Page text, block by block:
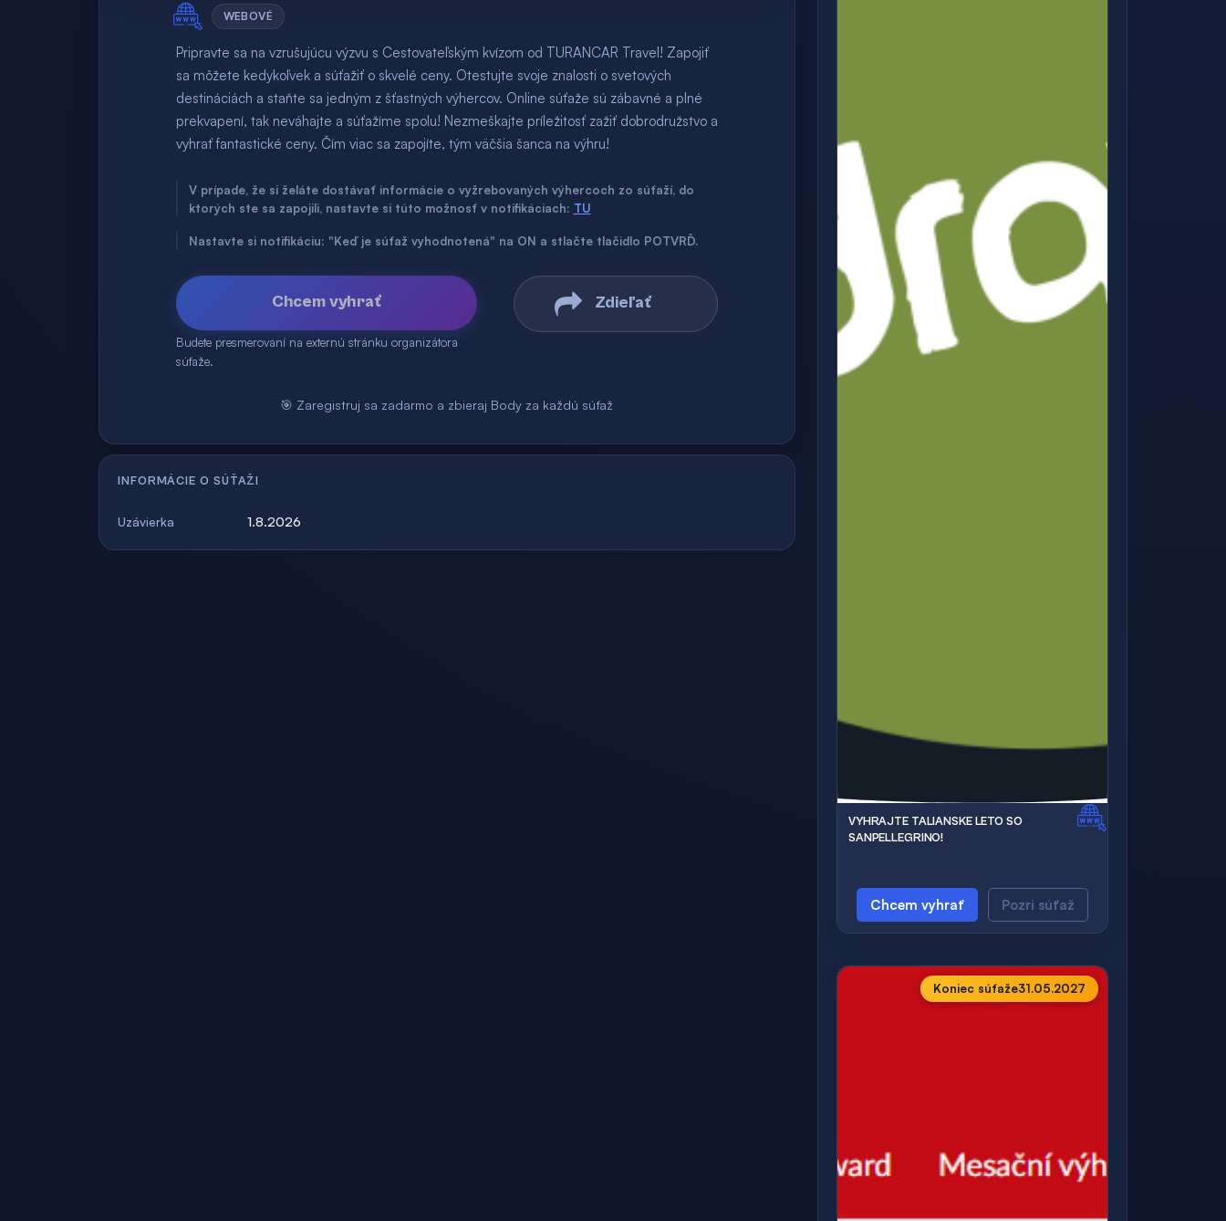
WEBOVÉ
Pripravte sa na vzrušujúcu výzvu s Cestovateľským kvízom od TURANCAR Travel! Zapojiť
sa môžete kedykoľvek a súťažiť o skvelé ceny. Otestujte svoje znalosti o svetových
destináciách a staňte sa jedným z šťastných výhercov. Online súťaže sú zábavné a plné
prekvapení, tak neváhajte a súťažíme spolu! Nezmeškajte príležitosť zažiť dobrodružstvo a
vyhrať fantastické ceny. Čím viac sa zapojíte, tým väčšia šanca na výhru!
V prípade, že si želáte dostávať informácie o vyžrebovaných výhercoch zo súťaží, do
ktorých ste sa zapojili, nastavte si túto možnosť v notifikáciach: TU
Nastavte si notifikáciu: "Keď je súťaž vyhodnotená" na ON a stlačte tlačidlo POTVRĎ.
Chcem vyhrať
Budete presmerovaní na externú stránku organizátora
súťaže.
Zdieľať
🎯 Zaregistruj sa zadarmo a zbieraj Body za každú súťaž
INFORMÁCIE O SÚŤAŽI
Uzávierka 1.8.2026
VYHRAJTE TALIANSKE LETO SO
SANPELLEGRINO!
Chcem vyhrať Pozri súťaž
Koniec súťaže31.05.2027